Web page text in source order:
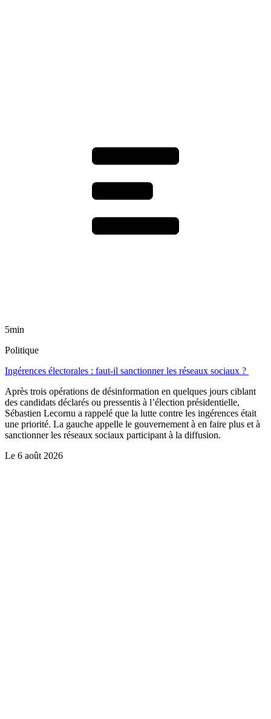
5min
Politique
Ingérences électorales : faut-il sanctionner les réseaux sociaux ?
Après trois opérations de désinformation en quelques jours ciblant
des candidats déclarés ou pressentis à l’élection présidentielle,
Sébastien Lecornu a rappelé que la lutte contre les ingérences était
une priorité. La gauche appelle le gouvernement à en faire plus et à
sanctionner les réseaux sociaux participant à la diffusion.
Le 6 août 2026